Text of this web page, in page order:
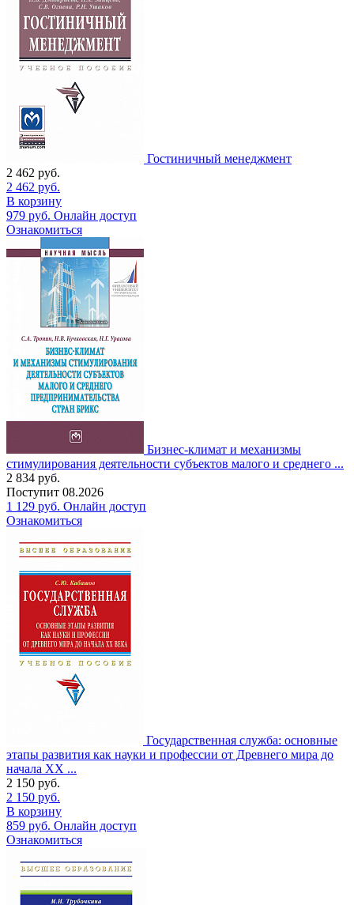
Гостиничный менеджмент
2 462 руб.
2 462 руб.
В корзину
979 руб. Онлайн доступ
Ознакомиться
Бизнес-климат и механизмы
стимулирования деятельности субъектов малого и среднего ...
2 834 руб.
Поступит 08.2026
1 129 руб. Онлайн доступ
Ознакомиться
Государственная служба: основные
этапы развития как науки и профессии от Древнего мира до
начала XX ...
2 150 руб.
2 150 руб.
В корзину
859 руб. Онлайн доступ
Ознакомиться